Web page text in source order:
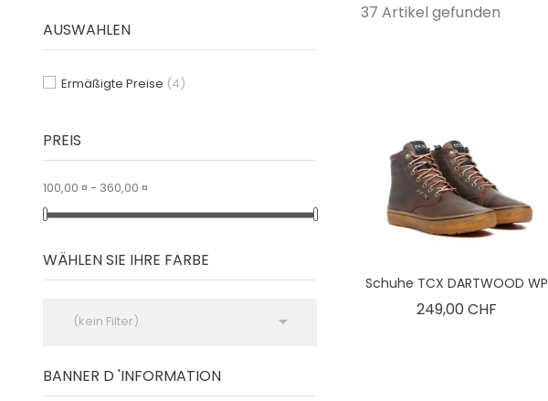
AUSWAHLEN
Ermäßigte Preise (4)
PREIS
100,00 ¤ - 360,00 ¤
WÄHLEN SIE IHRE FARBE
(kein Filter) 
BANNER D 'INFORMATION
37 Artikel gefunden
Schuhe TCX DARTWOOD WP
249,00 CHFPreis